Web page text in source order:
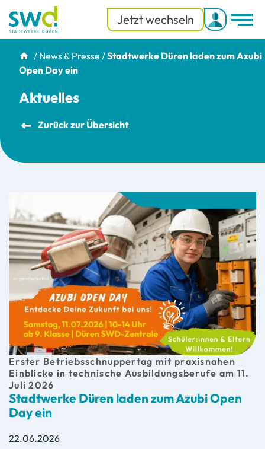
Jetzt wechseln
/ News & Presse /Stadtwerke Düren laden zum Azubi
Open Day ein
Aktuelles
Zurück zur Übersicht
Stadtwerke Düren laden zum Azubi Open
Day ein
Erster Betriebsschnuppertag mit praxisnahen
Einblicke in technische Ausbildungsberufe am 11.
Juli 2026
22.06.2026